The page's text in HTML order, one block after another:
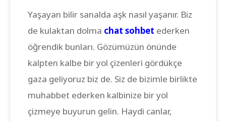
Yaşayan bilir sanalda aşk nasıl yaşanır. Biz
de kulaktan dolma chat sohbet ederken
öğrendik bunları. Gözümüzün önünde
kalpten kalbe bir yol çizenleri gördükçe
gaza geliyoruz biz de. Siz de bizimle birlikte
muhabbet ederken kalbinize bir yol
çizmeye buyurun gelin. Haydi canlar,